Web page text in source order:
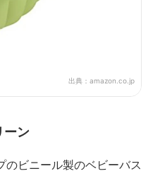
出典： amazon.co.jp
ーン
のビニール製のベビーバス